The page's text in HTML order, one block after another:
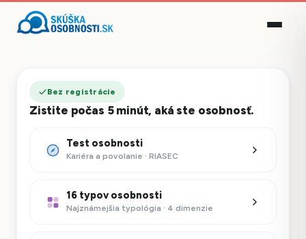
Bez registrácie
Zistite počas 5 minút, aká ste osobnosť.
Test osobnosti
Kariéra a povolanie · RIASEC
16 typov osobnosti
Najznámejšia typológia · 4 dimenzie